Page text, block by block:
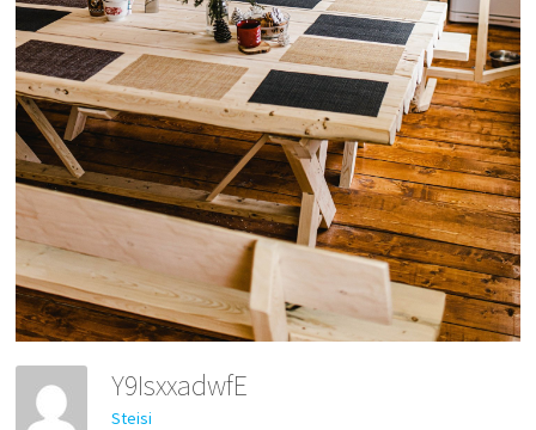
Y9IsxxadwfE
Steisi